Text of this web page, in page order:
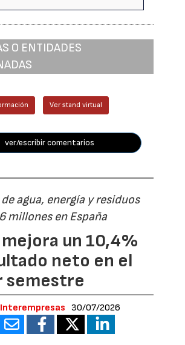
O ENTIDADES
Ver stand virtual
ver/escribir comentarios
agua, energía y residuos
millones en España
un 10,4%
neto en el
semestre
30/07/2026